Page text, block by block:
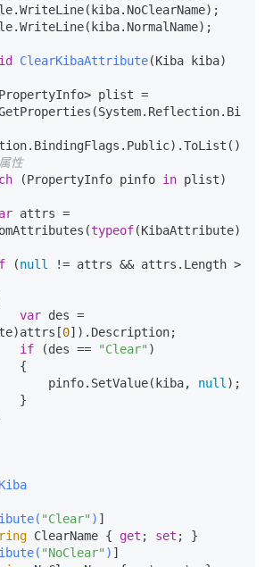
ClearKibaAttribute(Kiba kiba)
性
(PropertyInfo pinfo in plist)
attrs =
typeof
(null
var des =
0]).Description;
if (des == "Clear" )
                    pinfo.SetValue(kiba,
null );
Kiba
"Clear" ) ]
ClearName { get ; set ; }
"NoClear" ) ]